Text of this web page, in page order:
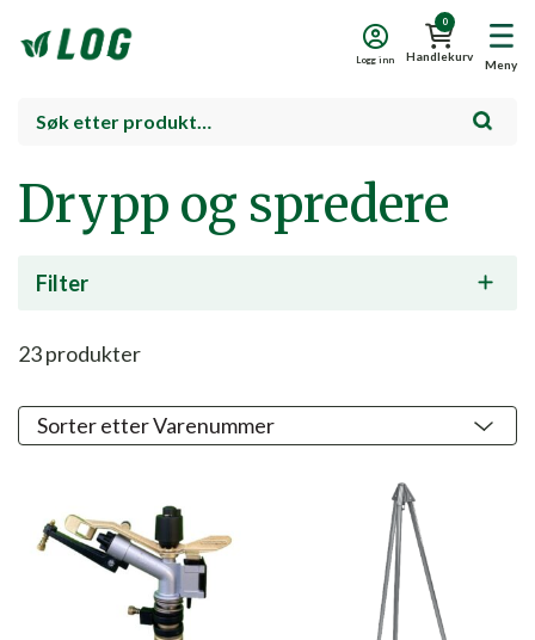
Meny
0
Handlekurv
Logg inn
Drypp og spredere
Filter
23produkter